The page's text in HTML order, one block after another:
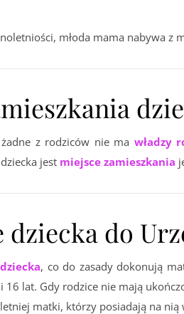
młoda mama nabywa z
z rodziców nie ma władzy
jest miejsce zamieszkania
dziecka do
, co do zasady dokonują
lat. Gdy rodzice nie mają
matki, którzy posiadają na nią